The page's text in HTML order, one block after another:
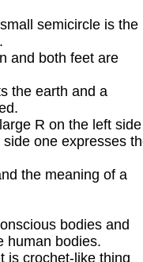
semicircle is the
and both feet are
the earth and a
R on the left side
one expresses
the meaning of a
bodies and
human bodies.
is crochet-like thing